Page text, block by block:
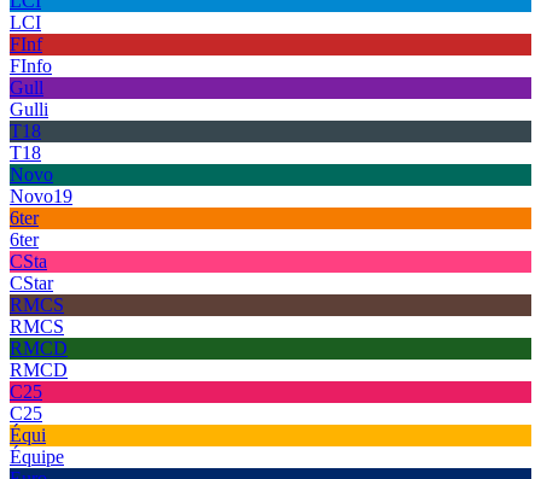
LCI
FInf
FInfo
Gull
Gulli
T18
T18
Novo
Novo19
6ter
6ter
CSta
CStar
RMCS
RMCS
RMCD
RMCD
C25
C25
Équi
Équipe